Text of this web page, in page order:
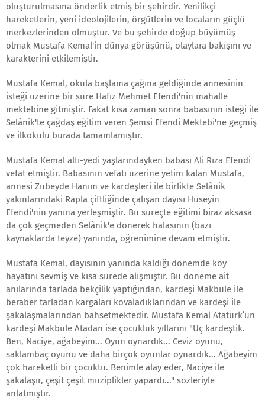
oluşturulmasına önderlik etmiş bir şehirdir. Yenilikçi
hareketlerin, yeni ideolojilerin, örgütlerin ve locaların güçlü
merkezlerinden olmuştur. Ve bu şehirde doğup büyümüş
olmak Mustafa Kemal'in dünya görüşünü, olaylara bakışını ve
karakterini etkilemiştir.
Mustafa Kemal, okula başlama çağına geldiğinde annesinin
isteği üzerine bir süre Hafız Mehmet Efendi'nin mahalle
mektebine gitmiştir. Fakat kısa zaman sonra babasının isteği ile
Selânik'te çağdaş eğitim veren Şemsi Efendi Mektebi'ne geçmiş
ve ilkokulu burada tamamlamıştır.
Mustafa Kemal altı-yedi yaşlarındayken babası Ali Rıza Efendi
vefat etmiştir. Babasının vefatı üzerine yetim kalan Mustafa,
annesi Zübeyde Hanım ve kardeşleri ile birlikte Selânik
yakınlarındaki Rapla çiftliğinde çalışan dayısı Hüseyin
Efendi'nin yanına yerleşmiştir. Bu süreçte eğitimi biraz aksasa
da çok geçmeden Selânik'e dönerek halasının (bazı
kaynaklarda teyze) yanında, öğrenimine devam etmiştir.
Mustafa Kemal, dayısının yanında kaldığı dönemde köy
hayatını sevmiş ve kısa sürede alışmıştır. Bu döneme ait
anılarında tarlada bekçilik yaptığından, kardeşi Makbule ile
beraber tarladan kargaları kovaladıklarından ve kardeşi ile
şakalaşmalarından bahsetmektedir. Mustafa Kemal Atatürk’ün
kardeşi Makbule Atadan ise çocukluk yıllarını "Üç kardeştik.
Ben, Naciye, ağabeyim... Oyun oynardık... Ceviz oyunu,
saklambaç oyunu ve daha birçok oyunlar oynardık... Ağabeyim
çok hareketli bir çocuktu. Benimle alay eder, Naciye ile
şakalaşır, çeşit çeşit muziplikler yapardı..." sözleriyle
anlatmıştır.